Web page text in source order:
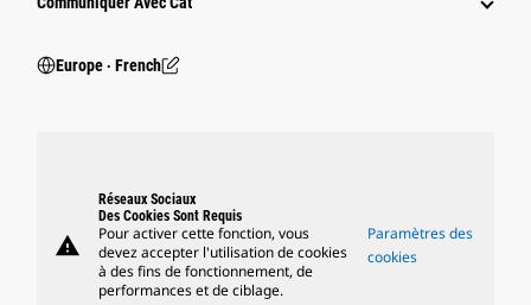
Europe ‧ French
warning
Réseaux Sociaux
Des Cookies Sont Requis
Pour activer cette fonction, vous
devez accepter l'utilisation de cookies
à des fins de fonctionnement, de
performances et de ciblage.
Paramètres des
cookies